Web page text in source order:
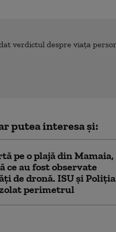
putea interesa și:
pe o plajă din Mamaia,
ce au fost observate
de dronă. ISU și Poliția
perimetrul